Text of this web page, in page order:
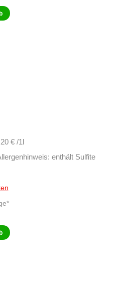
€ /1l
enthält Sulfite